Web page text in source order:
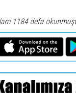
1184 defa